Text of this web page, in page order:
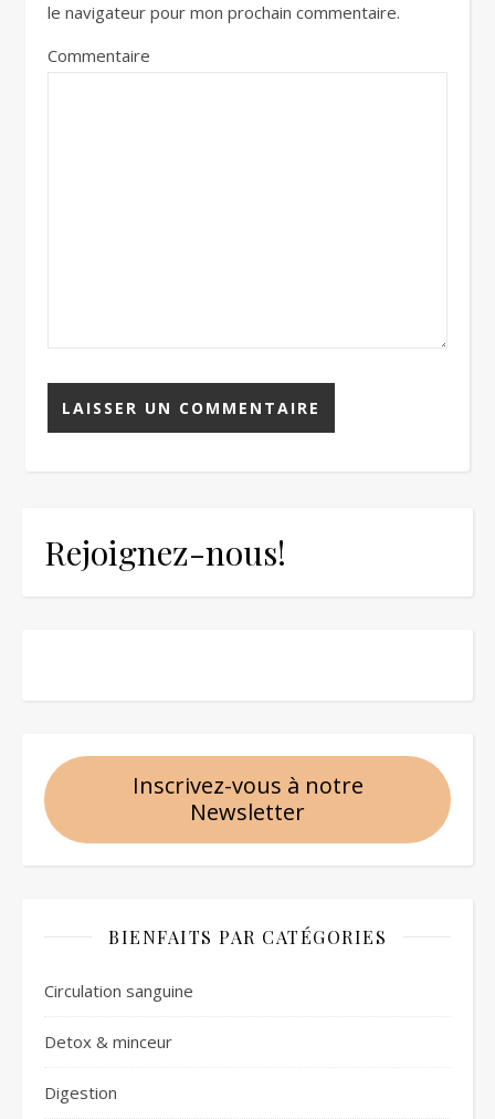
le navigateur pour mon prochain commentaire.
Commentaire
Rejoignez-nous!
Inscrivez-vous à notre
Newsletter
BIENFAITS PAR CATÉGORIES
Circulation sanguine
Detox & minceur
Digestion